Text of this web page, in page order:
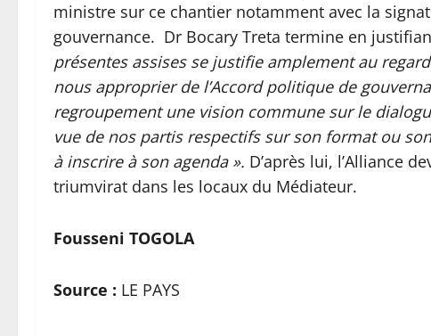
ministre sur ce chantier notamment avec la
gouvernance. Dr Bocary Treta termine en
présentes assises se justifie amplement au
nous approprier de l’Accord politique de
regroupement une vision commune sur le
vue de nos partis respectifs sur son format ou
à inscrire à son agenda ». D’après lui, l’Alliance
triumvirat dans les locaux du Médiateur.
Fousseni TOGOLA
Source : LE PAYS